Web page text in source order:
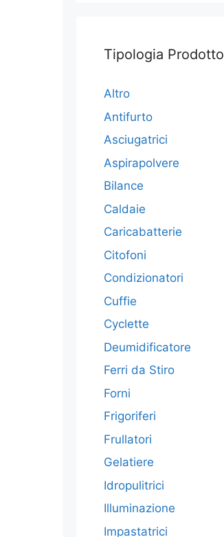
Tipologia Prodotto
Altro
Antifurto
Asciugatrici
Aspirapolvere
Bilance
Caldaie
Caricabatterie
Citofoni
Condizionatori
Cuffie
Cyclette
Deumidificatore
Ferri da Stiro
Forni
Frigoriferi
Frullatori
Gelatiere
Idropulitrici
Illuminazione
Impastatrici